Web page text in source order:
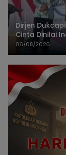
Dirjen
Cinta Dinilai
06/08/2026